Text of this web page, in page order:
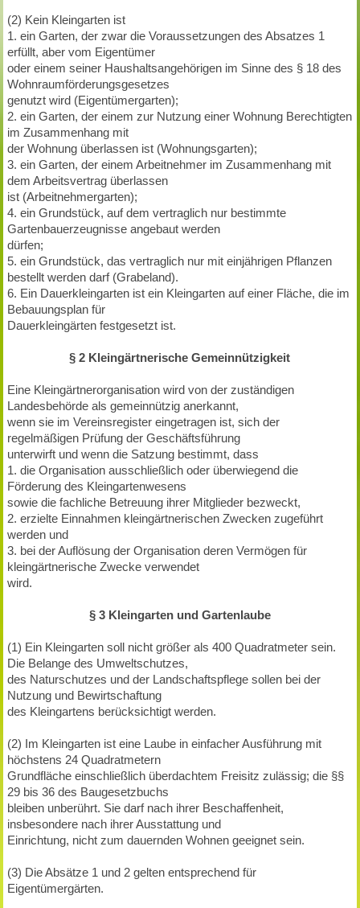
(2) Kein Kleingarten ist
1. ein Garten, der zwar die Voraussetzungen des Absatzes 1
erfüllt, aber vom Eigentümer
oder einem seiner Haushaltsangehörigen im Sinne des § 18 des
Wohnraumförderungsgesetzes
genutzt wird (Eigentümergarten);
2. ein Garten, der einem zur Nutzung einer Wohnung Berechtigten
im Zusammenhang mit
der Wohnung überlassen ist (Wohnungsgarten);
3. ein Garten, der einem Arbeitnehmer im Zusammenhang mit
dem Arbeitsvertrag überlassen
ist (Arbeitnehmergarten);
4. ein Grundstück, auf dem vertraglich nur bestimmte
Gartenbauerzeugnisse angebaut werden
dürfen;
5. ein Grundstück, das vertraglich nur mit einjährigen Pflanzen
bestellt werden darf (Grabeland).
6. Ein Dauerkleingarten ist ein Kleingarten auf einer Fläche, die im
Bebauungsplan für
Dauerkleingärten festgesetzt ist.
§ 2 Kleingärtnerische Gemeinnützigkeit
Eine Kleingärtnerorganisation wird von der zuständigen
Landesbehörde als gemeinnützig anerkannt,
wenn sie im Vereinsregister eingetragen ist, sich der
regelmäßigen Prüfung der Geschäftsführung
unterwirft und wenn die Satzung bestimmt, dass
1. die Organisation ausschließlich oder überwiegend die
Förderung des Kleingartenwesens
sowie die fachliche Betreuung ihrer Mitglieder bezweckt,
2. erzielte Einnahmen kleingärtnerischen Zwecken zugeführt
werden und
3. bei der Auflösung der Organisation deren Vermögen für
kleingärtnerische Zwecke verwendet
wird.
§ 3 Kleingarten und Gartenlaube
(1) Ein Kleingarten soll nicht größer als 400 Quadratmeter sein.
Die Belange des Umweltschutzes,
des Naturschutzes und der Landschaftspflege sollen bei der
Nutzung und Bewirtschaftung
des Kleingartens berücksichtigt werden.
(2) Im Kleingarten ist eine Laube in einfacher Ausführung mit
höchstens 24 Quadratmetern
Grundfläche einschließlich überdachtem Freisitz zulässig; die §§
29 bis 36 des Baugesetzbuchs
bleiben unberührt. Sie darf nach ihrer Beschaffenheit,
insbesondere nach ihrer Ausstattung und
Einrichtung, nicht zum dauernden Wohnen geeignet sein.
(3) Die Absätze 1 und 2 gelten entsprechend für
Eigentümergärten.